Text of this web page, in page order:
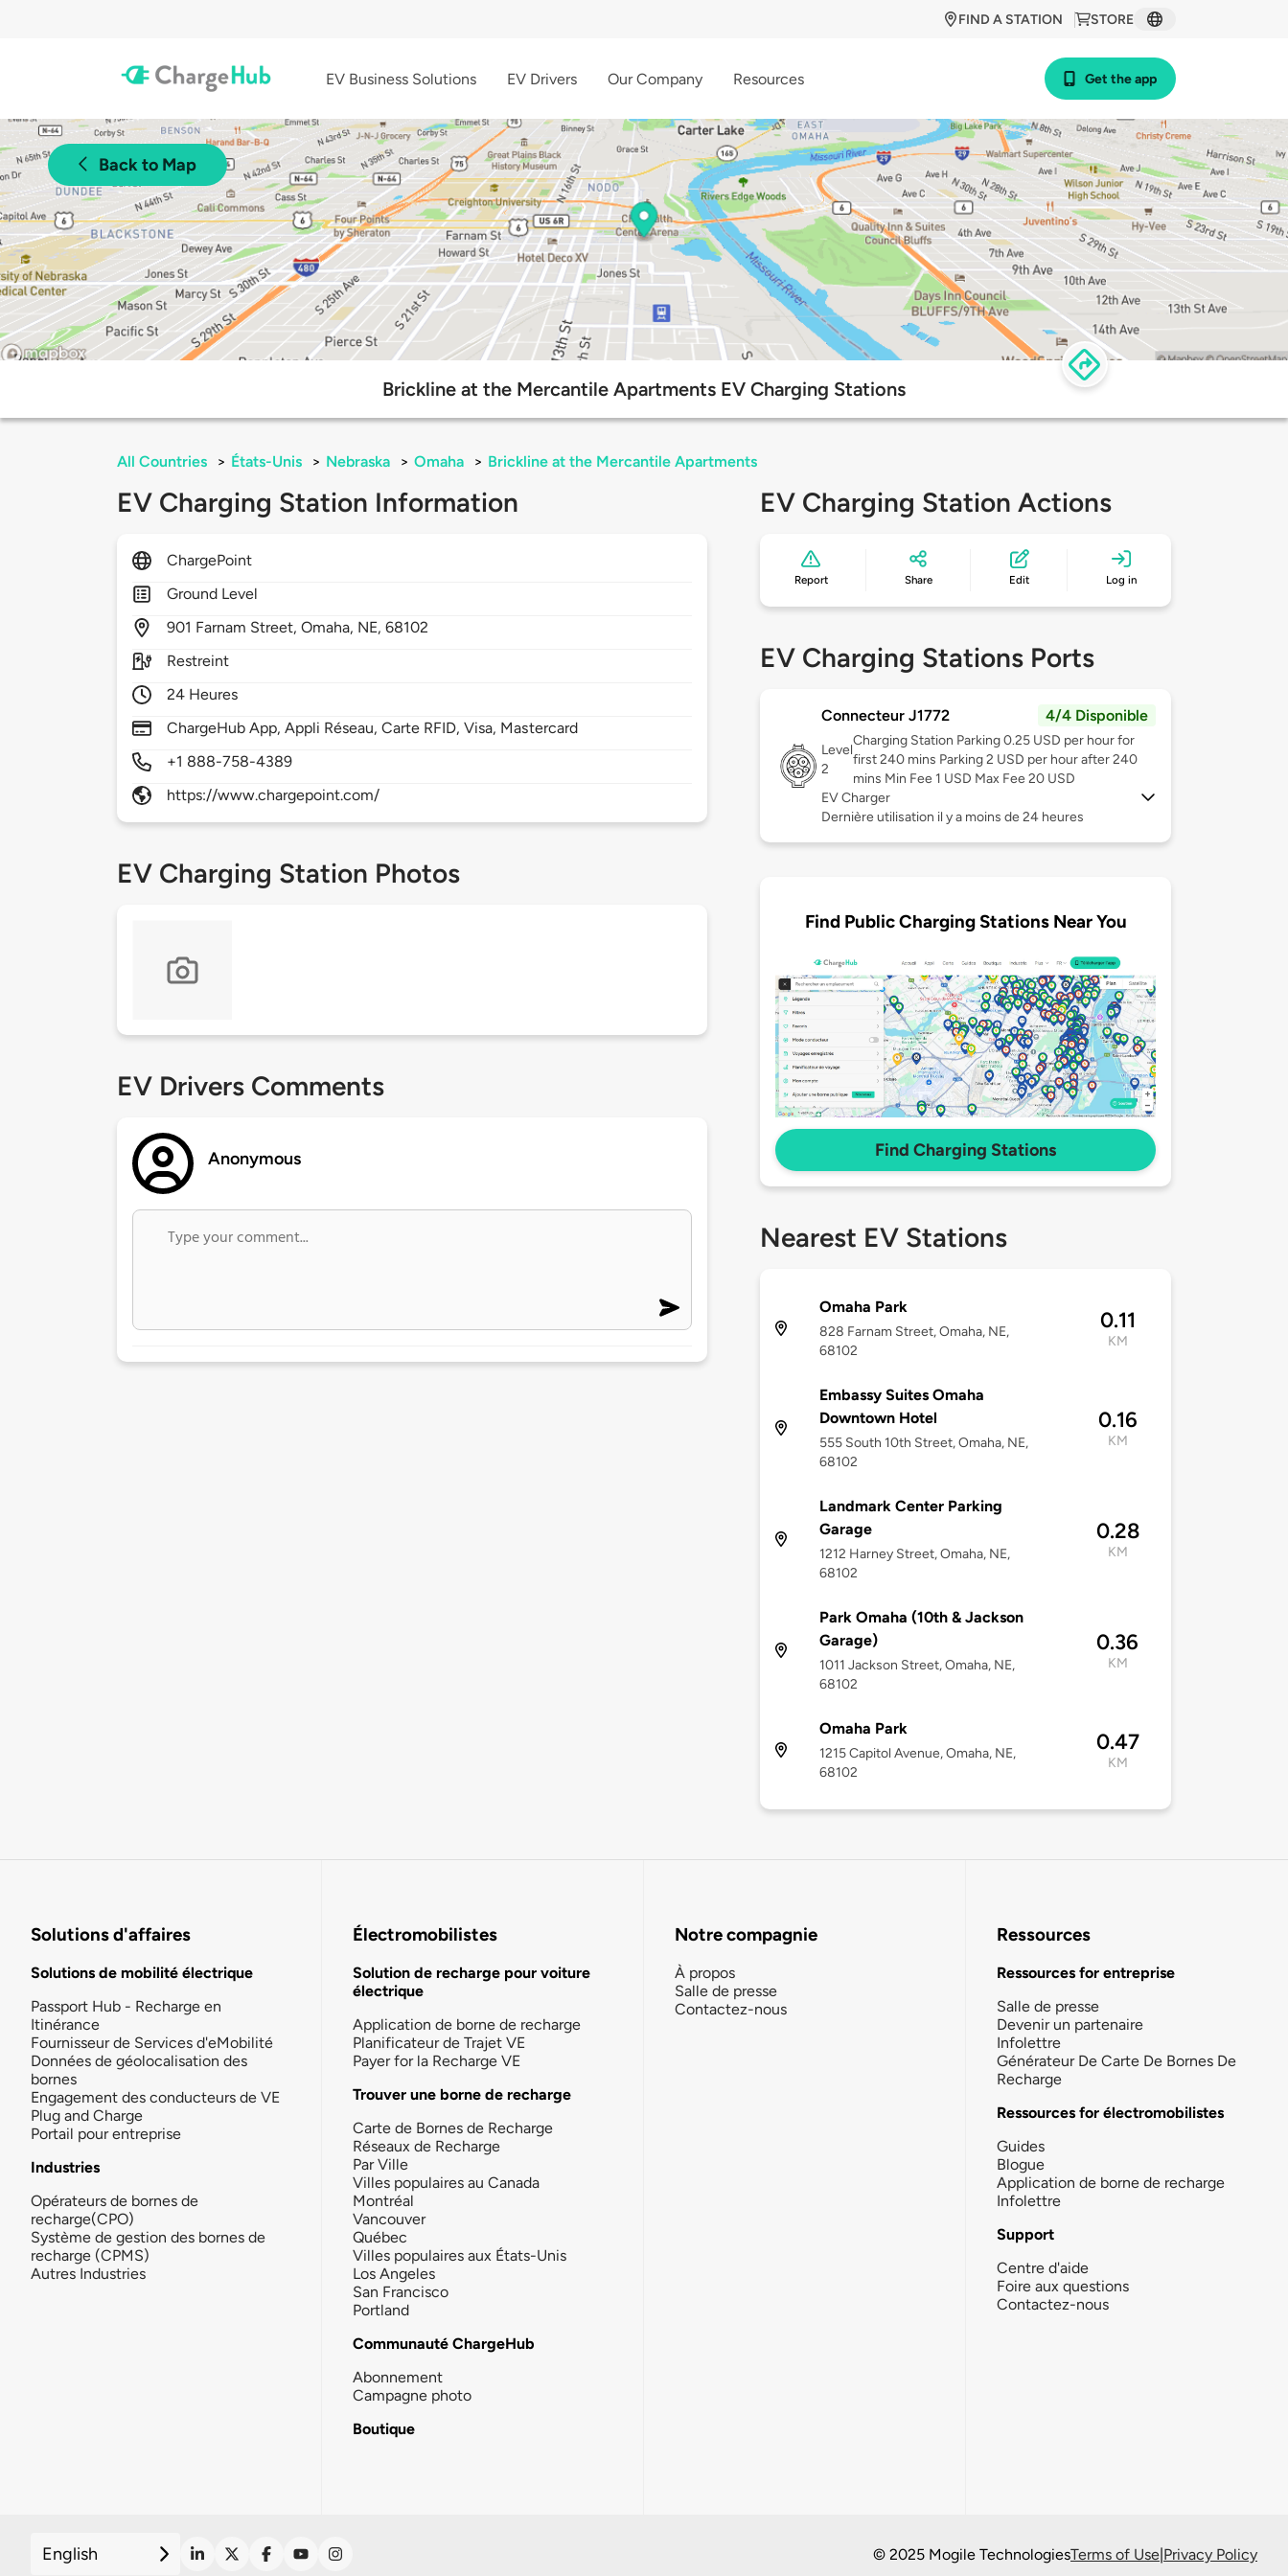
STORE
FIND A STATION
EV Business Solutions EV Drivers Our Company Resources Get the app
Back to Map
Brickline at the Mercantile Apartments EV Charging Stations
All Countries > États-Unis > Nebraska > Omaha > Brickline at the Mercantile Apartments
EV Charging Station Information
ChargePoint
Ground Level
901 Farnam Street,Omaha, NE,68102
Restreint
24 Heures
ChargeHub App, Appli Réseau, Carte RFID, Visa, Mastercard
+1 888-758-4389
https://www.chargepoint.com/
EV Charging Station Photos
EV Drivers Comments
Anonymous
EV Charging Station Actions
Report Share Edit Log in
EV Charging Stations Ports
Connecteur J1772 4/4 Disponible
Level
2
Charging Station Parking 0.25 USD per hour for
first 240 mins Parking 2 USD per hour after 240
mins Min Fee 1 USD Max Fee 20 USD
EV Charger
Dernière utilisation il y a moins de 24 heures
Find Public Charging Stations Near You
Find Charging Stations
Nearest EV Stations
Omaha Park
828 Farnam Street, Omaha, NE,
68102
0.11
KM
Embassy Suites Omaha
Downtown Hotel
555 South 10th Street, Omaha, NE,
68102
0.16
KM
Landmark Center Parking
Garage
1212 Harney Street, Omaha, NE,
68102
0.28
KM
Park Omaha (10th & Jackson
Garage)
1011 Jackson Street, Omaha, NE,
68102
0.36
KM
Omaha Park
1215 Capitol Avenue, Omaha, NE,
68102
0.47
KM
Solutions d'affaires
Solutions de mobilité électrique
Passport Hub - Recharge en
Itinérance
Fournisseur de Services d'eMobilité
Données de géolocalisation des
bornes
Engagement des conducteurs de VE
Plug and Charge
Portail pour entreprise
Industries
Opérateurs de bornes de
recharge(CPO)
Système de gestion des bornes de
recharge (CPMS)
Autres Industries
Électromobilistes
Solution de recharge pour voiture
électrique
Application de borne de recharge
Planificateur de Trajet VE
Payer for la Recharge VE
Trouver une borne de recharge
Carte de Bornes de Recharge
Réseaux de Recharge
Par Ville
Villes populaires au Canada
Montréal
Vancouver
Québec
Villes populaires aux États-Unis
Los Angeles
San Francisco
Portland
Communauté ChargeHub
Abonnement
Campagne photo
Boutique
Notre compagnie
À propos
Salle de presse
Contactez-nous
Ressources
Ressources for entreprise
Salle de presse
Devenir un partenaire
Infolettre
Générateur De Carte De Bornes De
Recharge
Ressources for électromobilistes
Guides
Blogue
Application de borne de recharge
Infolettre
Support
Centre d'aide
Foire aux questions
Contactez-nous
English © 2025 Mogile TechnologiesTerms of Use|Privacy Policy